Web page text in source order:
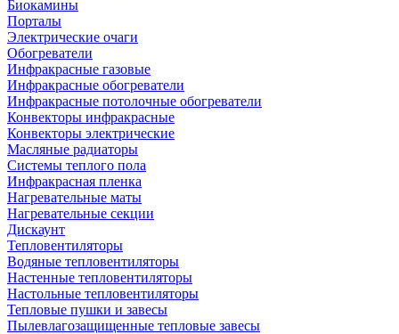
Биокамины
Порталы
Электрические очаги
Обогреватели
Инфракрасные газовые
Инфракрасные обогреватели
Инфракрасные потолочные обогреватели
Конвекторы инфракрасные
Конвекторы электрические
Масляные радиаторы
Системы теплого пола
Инфракрасная пленка
Нагревательные маты
Нагревательные секции
Дискаунт
Тепловентиляторы
Водяные тепловентиляторы
Настенные тепловентиляторы
Настольные тепловентиляторы
Тепловые пушки и завесы
Пылевлагозащищенные тепловые завесы